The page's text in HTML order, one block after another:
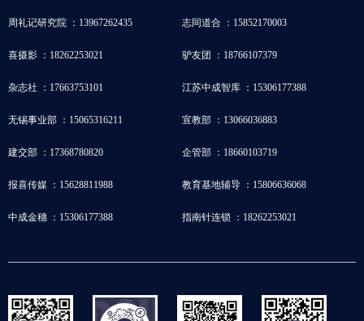
周礼记研究院 ：13967262435 志同道合 ：15852170003
喜摄影 ：18262253021 驴友团 ：18766107379
杂志社 ：17663753101 江苏中成智库 ：15306177388
无锡事业部 ：15065316211 宣教部 ：13066036883
建交部 ：17368780820 企管部 ：18660103719
报喜传媒 ：15628811988 教育基地辅导 ：15806636068
中成金穗 ：15306177388 指南针连锁 ：18262253021